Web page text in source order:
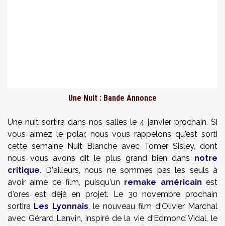
Une Nuit : Bande Annonce
Une nuit sortira dans nos salles le 4 janvier prochain. Si
vous aimez le polar, nous vous rappelons qu'est sorti
cette semaine Nuit Blanche avec Tomer Sisley, dont
nous vous avons dit le plus grand bien dans notre
critique. D'ailleurs, nous ne sommes pas les seuls à
avoir aimé ce film, puisqu'un remake américain est
d'ores est déjà en projet. Le 30 novembre prochain
sortira Les Lyonnais, le nouveau film d'Olivier Marchal
avec Gérard Lanvin, inspiré de la vie d'Edmond Vidal, le